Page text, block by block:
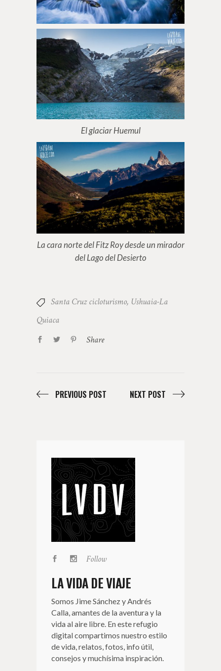
El glaciar Huemul
La cara norte del Fitz Roy desde un mirador
del Lago del Desierto
Santa Cruz cicloturismo, Ushuaia-La
Quiaca
Share
PREVIOUS POST NEXT POST
Follow
LA VIDA DE VIAJE
Somos Jime Sánchez y Andrés
Calla, amantes de la aventura y la
vida al aire libre. En este refugio
digital compartimos nuestro estilo
de vida, relatos, fotos, info útil,
consejos y muchísima inspiración.